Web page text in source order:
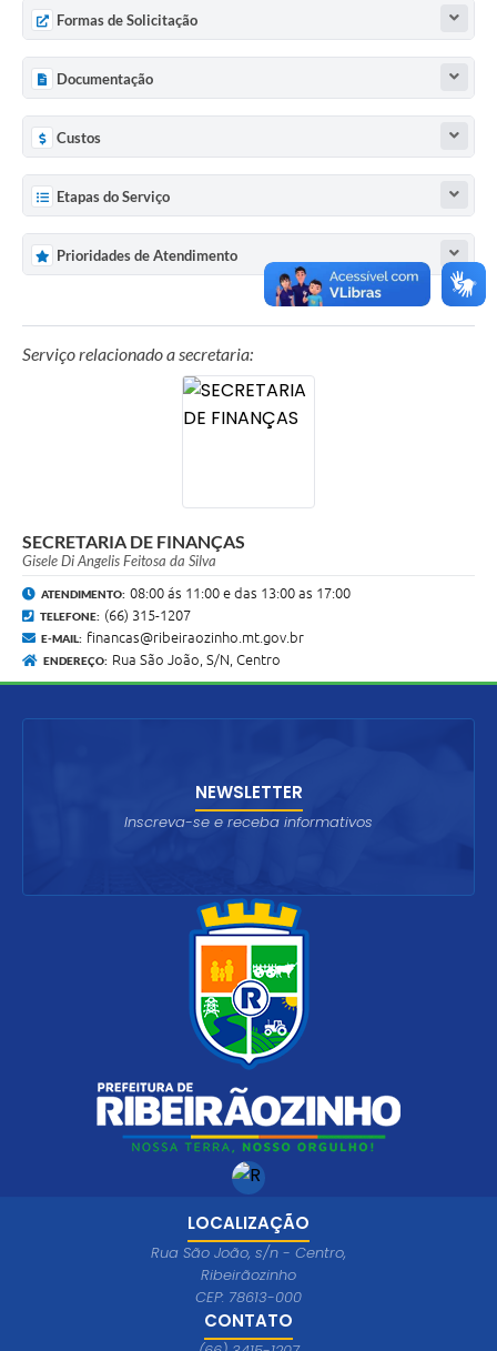
Formas de Solicitação
Documentação
Custos
Etapas do Serviço
Prioridades de Atendimento
Serviço relacionado a secretaria:
SECRETARIA DE FINANÇAS
Gisele Di Angelis Feitosa da Silva
ATENDIMENTO: 08:00 ás 11:00 e das 13:00 as 17:00
TELEFONE: (66) 315-1207
E-MAIL: financas@ribeiraozinho.mt.gov.br
ENDEREÇO: Rua São João, S/N, Centro
LOCALIZAÇÃO
Rua São João, s/n - Centro,
Ribeirãozinho
CEP: 78613-000
CONTATO
NEWSLETTER
Inscreva-se e receba informativos